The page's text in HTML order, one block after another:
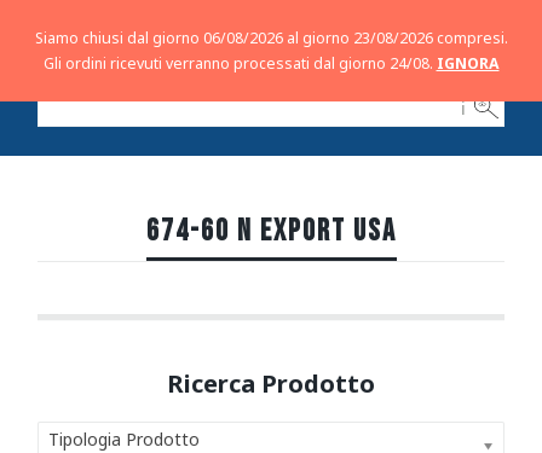
ℹ
674-60 N EXPORT USA
Tipologia Prodotto
Siamo chiusi dal giorno 06/08/2026 al giorno 23/08/2026 compresi.
Gli ordini ricevuti verranno processati dal giorno 24/08. IGNORA